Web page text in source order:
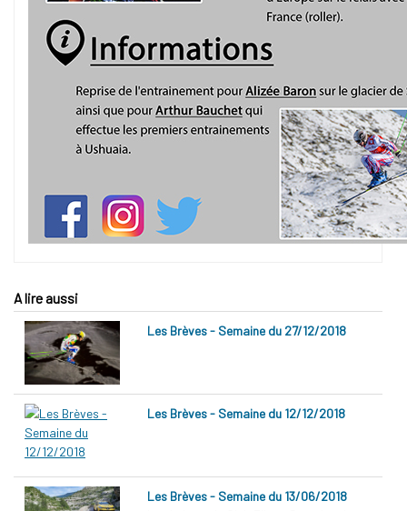
A lire aussi
Les Brèves - Semaine du 27/12/2018
Les Brèves - Semaine du 12/12/2018
Les Brèves - Semaine du 13/06/2018